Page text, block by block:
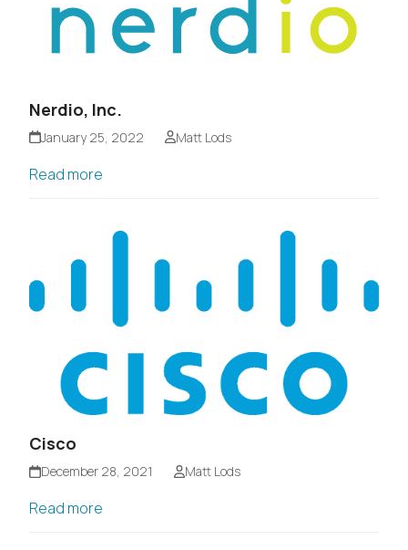
Nerdio, Inc.
January 25, 2022 Matt Lods
Read more
Cisco
December 28, 2021 Matt Lods
Read more